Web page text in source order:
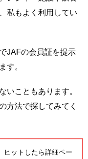
私もよく利用してい
JAFの会員証を提示
す。
いこともあります。
方法で探してみてく
ヒットしたら詳細ペー